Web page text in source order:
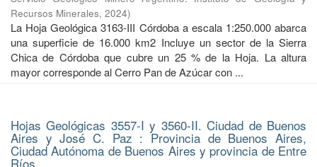
Recursos Minerales, 2024)
La Hoja Geológica 3163-III Córdoba a escala 1:250.000 abarca
una superficie de 16.000 km2 Incluye un sector de la Sierra
Chica de Córdoba que cubre un 25 % de la Hoja. La altura
mayor corresponde al Cerro Pan de Azúcar con ...
Hojas Geológicas 3557-I y 3560-II. Ciudad de Buenos
Aires y José C. Paz : Provincia de Buenos Aires,
Ciudad Autónoma de Buenos Aires y provincia de Entre
Ríos